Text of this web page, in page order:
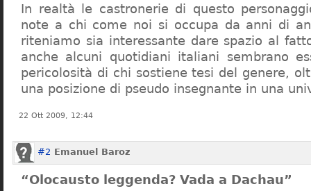
In realtà le castronerie di questo
note a chi come noi si occupa da anni di
riteniamo sia interessante dare spazio al fatto
anche alcuni quotidiani italiani sembrano
pericolosità di chi sostiene tesi del genere,
una posizione di pseudo insegnante in una
22 Ott 2009, 12:44
#2 Emanuel Baroz
“Olocausto leggenda? Vada a Dachau”